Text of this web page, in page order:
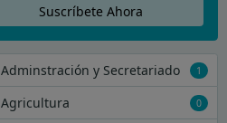
Suscríbete Ahora
Adminstración y Secretariado 1
Agricultura 0